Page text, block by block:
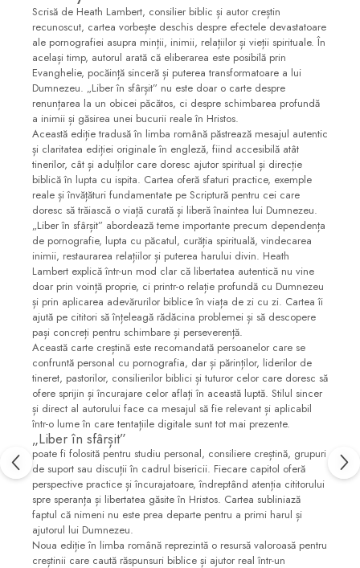
Scrisă de Heath Lambert, consilier biblic și autor creștin
recunoscut, cartea vorbește deschis despre efectele devastatoare
ale pornografiei asupra minții, inimii, relațiilor și vieții spirituale. În
același timp, autorul arată că eliberarea este posibilă prin
Evanghelie, pocăință sinceră și puterea transformatoare a lui
Dumnezeu. „Liber în sfârșit” nu este doar o carte despre
renunțarea la un obicei păcătos, ci despre schimbarea profundă
a inimii și găsirea unei bucurii reale în Hristos.
Această ediție tradusă în limba română păstrează mesajul autentic
și claritatea ediției originale în engleză, fiind accesibilă atât
tinerilor, cât și adulților care doresc ajutor spiritual și direcție
biblică în lupta cu ispita. Cartea oferă sfaturi practice, exemple
reale și învățături fundamentate pe Scriptură pentru cei care
doresc să trăiască o viață curată și liberă înaintea lui Dumnezeu.
„Liber în sfârșit” abordează teme importante precum dependența
de pornografie, lupta cu păcatul, curăția spirituală, vindecarea
inimii, restaurarea relațiilor și puterea harului divin. Heath
Lambert explică într-un mod clar că libertatea autentică nu vine
doar prin voință proprie, ci printr-o relație profundă cu Dumnezeu
și prin aplicarea adevărurilor biblice în viața de zi cu zi. Cartea îi
ajută pe cititori să înțeleagă rădăcina problemei și să descopere
pași concreți pentru schimbare și perseverență.
Această carte creștină este recomandată persoanelor care se
confruntă personal cu pornografia, dar și părinților, liderilor de
tineret, pastorilor, consilierilor biblici și tuturor celor care doresc să
ofere sprijin și încurajare celor aflați în această luptă. Stilul sincer
și direct al autorului face ca mesajul să fie relevant și aplicabil
într-o lume în care tentațiile digitale sunt tot mai prezente.
„Liber în sfârșit”
poate fi folosită pentru studiu personal, consiliere creștină, grupuri
de suport sau discuții în cadrul bisericii. Fiecare capitol oferă
perspective practice și încurajatoare, îndreptând atenția cititorului
spre speranța și libertatea găsite în Hristos. Cartea subliniază
faptul că nimeni nu este prea departe pentru a primi harul și
ajutorul lui Dumnezeu.
Noua ediție în limba română reprezintă o resursă valoroasă pentru
creștinii care caută răspunsuri biblice și ajutor real într-un